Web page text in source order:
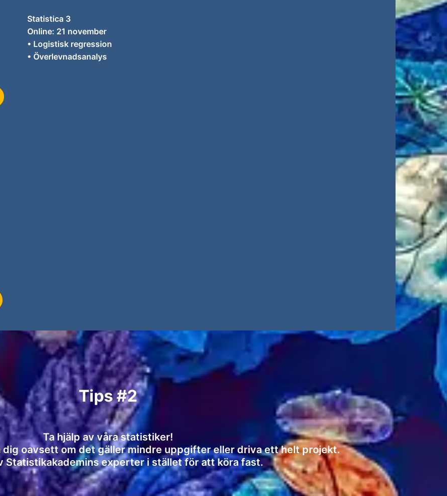
Statistica 3
Online: 21 november
• Logistisk regression
• Överlevnadsanalys
Tips #2
Ta hjälp av våra statistiker!
dig oavsett om det gäller mindre uppgifter eller driva ett helt projekt.
Statistikakademins experter i stället för att köra fast.